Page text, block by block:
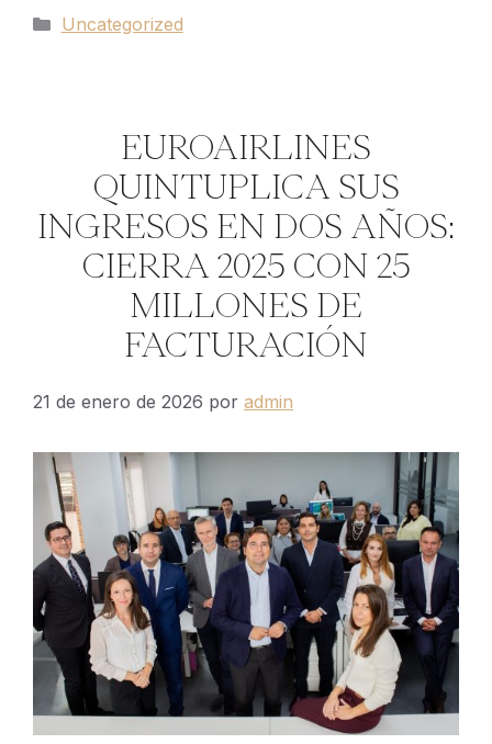
Categorías
Uncategorized
EUROAIRLINES
QUINTUPLICA SUS
INGRESOS EN DOS AÑOS:
CIERRA 2025 CON 25
MILLONES DE
FACTURACIÓN
21 de enero de 2026 por admin